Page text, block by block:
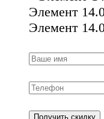
Элемент
Элемент